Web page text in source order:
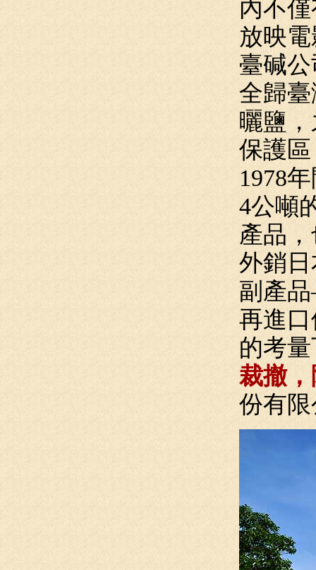
內不
放映
臺碱
全歸
曬鹽
保護
1978
4公噸
產品
外銷
副產
再進
的考
裁撤
份有